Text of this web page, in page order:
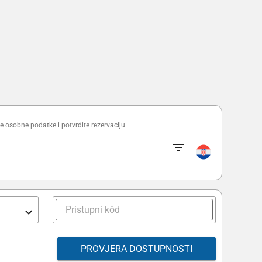
osobne podatke i potvrdite rezervaciju
PROVJERA DOSTUPNOSTI